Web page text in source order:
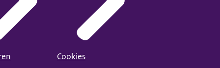
Cookies